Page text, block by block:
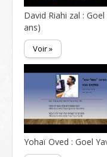
David Riahi zal :
ans)
Voir »
Yohaï Oved : Goel